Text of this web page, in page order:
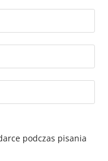
podczas pisania